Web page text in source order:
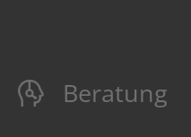
Beratung